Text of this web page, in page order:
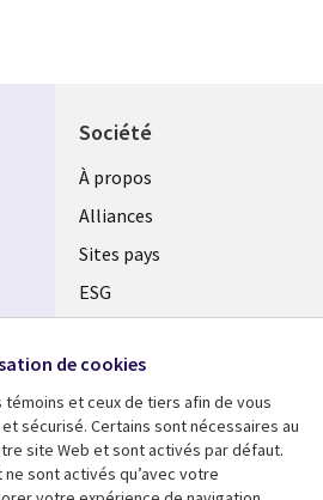
Société
À propos
Alliances
Sites pays
ESG
Fusions
Salle de presse
de cookies
et ceux de tiers afin de vous
sécurisé. Certains sont nécessaires au
site Web et sont activés par défaut.
sont activés qu’avec votre